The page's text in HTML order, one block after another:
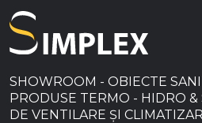
PRODUSE PENTRU
LAVOARE
LAVOARE PE BLAT
SHOWROOM - OBIECTE
PRODUSE TERMO - HIDRO &
DE VENTILARE ȘI